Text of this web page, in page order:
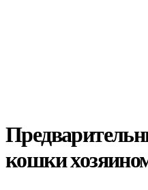
кошки